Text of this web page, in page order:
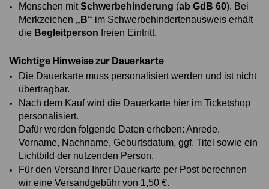
Menschen mitSchwerbehinderung (ab GdB 60). Bei
Merkzeichen „B“ im Schwerbehindertenausweis erhält
die Begleitperson freien Eintritt.
Wichtige Hinweise zur Dauerkarte
Die Dauerkarte muss personalisiert werden und ist nicht
übertragbar.
Nach dem Kauf wird die Dauerkarte hier im Ticketshop
personalisiert.
Dafür werden folgende Daten erhoben: Anrede,
Vorname, Nachname, Geburtsdatum, ggf. Titel sowie ein
Lichtbild der nutzenden Person.
Für den Versand Ihrer Dauerkarte per Post berechnen
wir eine Versandgebühr von 1,50 €.